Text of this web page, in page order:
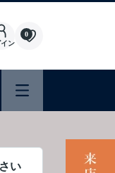
イン
0
い